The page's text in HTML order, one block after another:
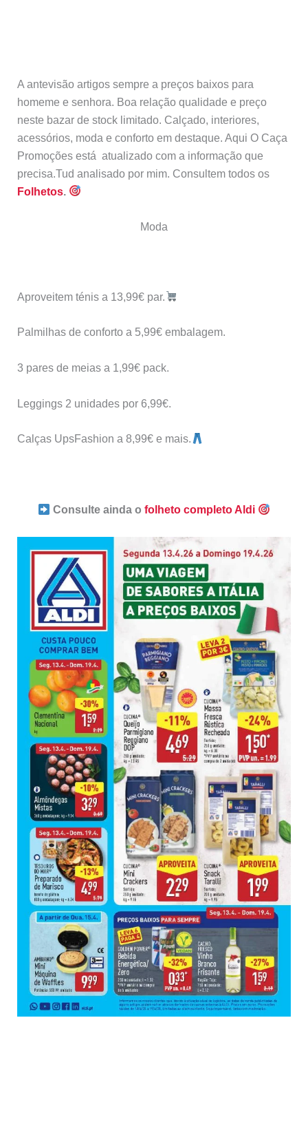
A antevisão artigos sempre a preços baixos para
homeme e senhora. Boa relação qualidade e preço
neste bazar de stock limitado. Calçado, interiores,
acessórios, moda e conforto em destaque. Aqui O Caça
Promoções está atualizado com a informação que
precisa.Tud analisado por mim. Consultem todos os
Folhetos.
Moda
Aproveitem ténis a 13,99€ par.
Palmilhas de conforto a 5,99€ embalagem.
3 pares de meias a 1,99€ pack.
Leggings 2 unidades por 6,99€.
Calças UpsFashion a 8,99€ e mais.
Consulte ainda o folheto completo Aldi